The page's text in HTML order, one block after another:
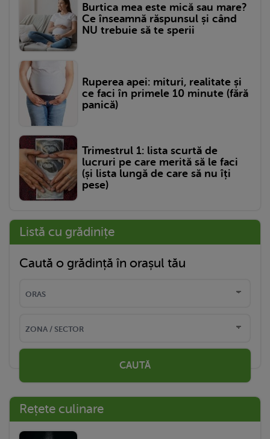
Burtica mea este mică sau mare?
Ce înseamnă răspunsul și când
NU trebuie să te sperii
Ruperea apei: mituri, realitate și
ce faci în primele 10 minute (fără
panică)
Trimestrul 1: lista scurtă de
lucruri pe care merită să le faci
(și lista lungă de care să nu îți
pese)
Listă cu grădinițe
Caută o grădință în orașul tău
CAUTĂ
Rețete culinare